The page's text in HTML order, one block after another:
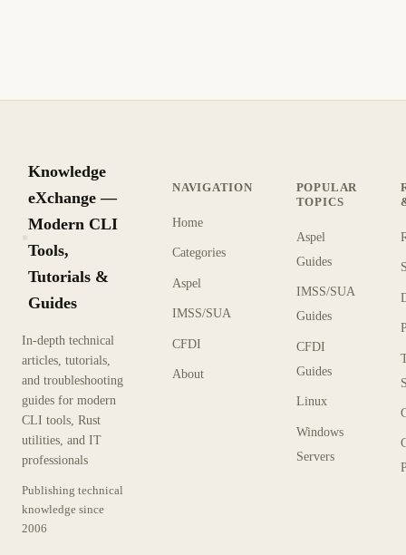
Knowledge
eXchange —
Modern CLI
Tools,
Tutorials &
Guides
In-depth technical
articles, tutorials,
and troubleshooting
guides for modern
CLI tools, Rust
utilities, and IT
professionals
Publishing technical
knowledge since
2006
NAVIGATION
Home
Categories
Aspel
IMSS/SUA
CFDI
About
POPULAR
TOPICS
Aspel
Guides
IMSS/SUA
Guides
CFDI
Guides
Linux
Windows
Servers